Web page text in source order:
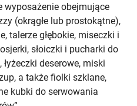
wyposażenie obejmujące
(okrągłe lub prostokątne),
talerze głębokie, miseczki i
słoiczki i pucharki do
deserowe, miski
a także fiolki szklane,
kubki do serwowania